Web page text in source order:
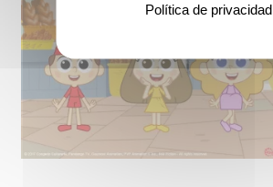
Política de privacidad